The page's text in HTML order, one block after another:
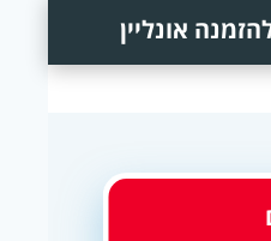
אונליין